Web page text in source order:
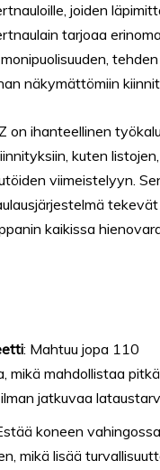
joiden
tarjoaa
näkymättömiin
on ihanteellinen työkalu
kuten
viimeistelyyn.
kaikissa
: Mahtuu jopa 110
mikä mahdollistaa
jatkuvaa
koneen vahingossa
mikä lisää